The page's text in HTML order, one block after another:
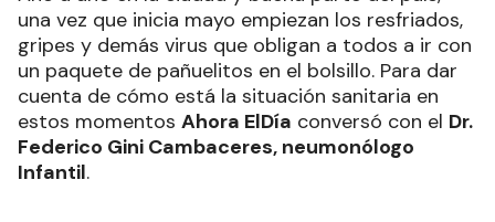
una vez que inicia mayo empiezan los resfriados,
gripes y demás virus que obligan a todos a ir con
un paquete de pañuelitos en el bolsillo. Para dar
cuenta de cómo está la situación sanitaria en
estos momentos Ahora ElDía conversó con el Dr.
Federico Gini Cambaceres, neumonólogo
Infantil.